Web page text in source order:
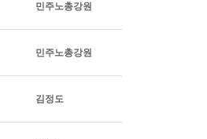
민주노총강원
민주노총강원
김정도